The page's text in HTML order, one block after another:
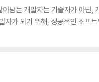
남는 개발자는 기술자가 아닌
가 되기 위해, 성공적인 소프